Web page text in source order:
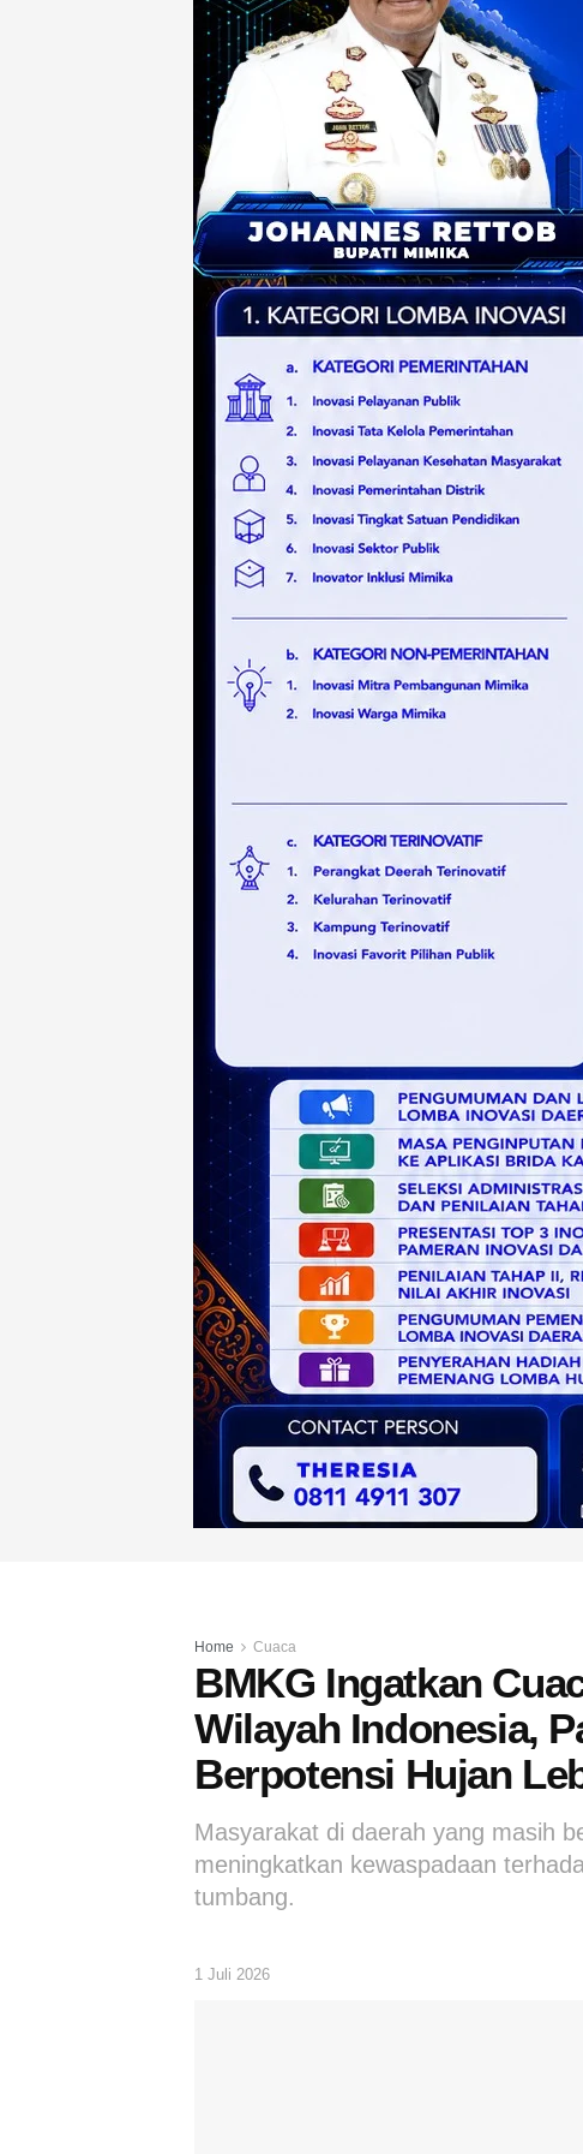
Home Cuaca
BMKG Ingatkan
Wilayah Indonesia,
Berpotensi Hujan
Masyarakat di daerah yang masih
meningkatkan kewaspadaan
tumbang.
1 Juli 2026